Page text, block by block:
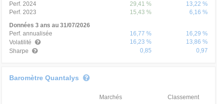
Perf. 2024
29,41 %
13,22 %
Perf. 2023
15,43 %
6,16 %
Données 3 ans au 31/07/2026
Perf. annualisée
16,77 %
16,29 %
Volatilité
16,23 %
13,86 %
Sharpe
0,85 0,97
Baromètre Quantalys
Marchés Classement